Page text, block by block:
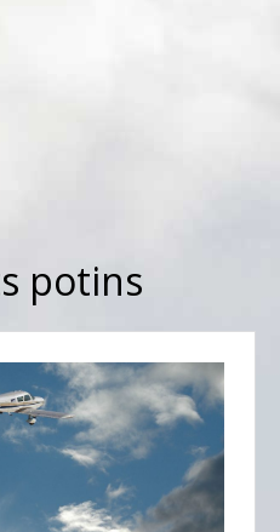
potins